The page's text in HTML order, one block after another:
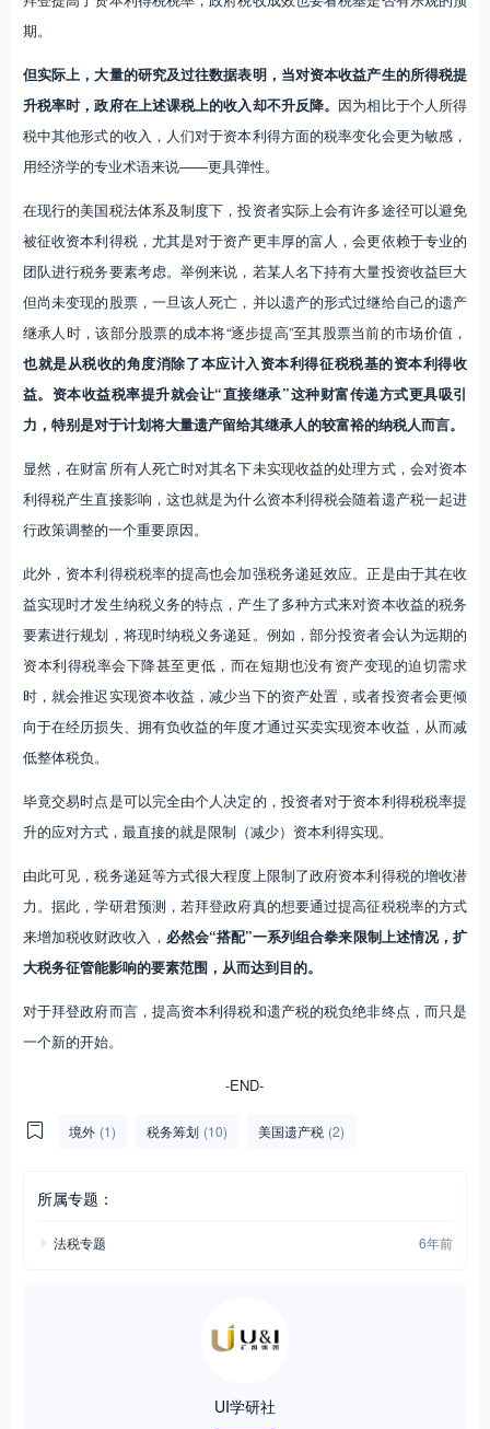
期。
但实际上，大量的研究及过往数据表明，当对资本收益产生的所得税提
升税率时，政府在上述课税上的收入却不升反降。 因为相比于个人所得
税中其他形式的收入，人们对于资本利得方面的税率变化会更为敏感，
用经济学的专业术语来说——更具弹性。
在现行的美国税法体系及制度下，投资者实际上会有许多途径可以避免
被征收资本利得税，尤其是对于资产更丰厚的富人，会更依赖于专业的
团队进行税务要素考虑。举例来说，若某人名下持有大量投资收益巨大
但尚未变现的股票，一旦该人死亡，并以遗产的形式过继给自己的遗产
继承人时，该部分股票的成本将“逐步提高”至其股票当前的市场价值，
也就是从税收的角度消除了本应计入资本利得征税税基的资本利得收
益。资本收益税率提升就会让“直接继承”这种财富传递方式更具吸引
力，特别是对于计划将大量遗产留给其继承人的较富裕的纳税人而言。
显然，在财富所有人死亡时对其名下未实现收益的处理方式，会对资本
利得税产生直接影响，这也就是为什么资本利得税会随着遗产税一起进
行政策调整的一个重要原因。
此外，资本利得税税率的提高也会加强税务递延效应。正是由于其在收
益实现时才发生纳税义务的特点，产生了多种方式来对资本收益的税务
要素进行规划，将现时纳税义务递延。例如，部分投资者会认为远期的
资本利得税率会下降甚至更低，而在短期也没有资产变现的迫切需求
时，就会推迟实现资本收益，减少当下的资产处置，或者投资者会更倾
向于在经历损失、拥有负收益的年度才通过买卖实现资本收益，从而减
低整体税负。
毕竟交易时点是可以完全由个人决定的，投资者对于资本利得税税率提
升的应对方式，最直接的就是限制（减少）资本利得实现。
由此可见，税务递延等方式很大程度上限制了政府资本利得税的增收潜
力。据此，学研君预测，若拜登政府真的想要通过提高征税税率的方式
来增加税收财政收入， 必然会“搭配”一系列组合拳来限制上述情况，扩
大税务征管能影响的要素范围，从而达到目的。
对于拜登政府而言，提高资本利得税和遗产税的税负绝非终点，而只是
一个新的开始。
-END-
境外 (1) 税务筹划 (10) 美国遗产税 (2)
所属专题：
法税专题 6年前
UI学研社